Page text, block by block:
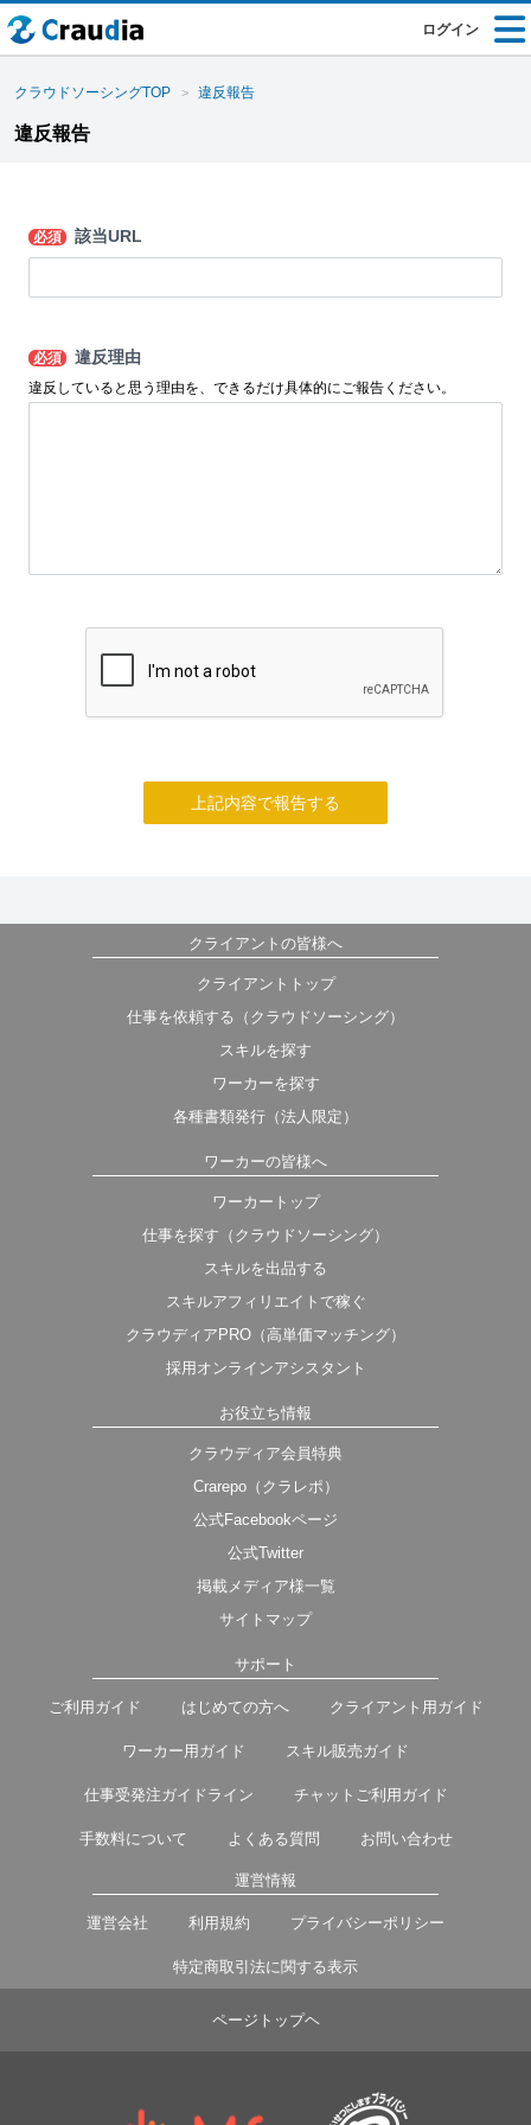
ログイン
クラウドソーシングTOP 違反報告
違反報告
必須 該当URL
必須 違反理由
違反していると思う理由を、できるだけ具体的にご報告ください。
上記内容で報告する
クライアントの皆様へ
クライアントトップ
仕事を依頼する（クラウドソーシング）
スキルを探す
ワーカーを探す
各種書類発行（法人限定）
ワーカーの皆様へ
ワーカートップ
仕事を探す（クラウドソーシング）
スキルを出品する
スキルアフィリエイトで稼ぐ
クラウディアPRO（高単価マッチング）
採用オンラインアシスタント
お役立ち情報
クラウディア会員特典
Crarepo（クラレポ）
公式Facebookページ
公式Twitter
掲載メディア様一覧
サイトマップ
サポート
ご利用ガイド はじめての方へ クライアント用ガイド
ワーカー用ガイド スキル販売ガイド
仕事受発注ガイドライン チャットご利用ガイド
手数料について よくある質問 お問い合わせ
運営情報
運営会社 利用規約 プライバシーポリシー
特定商取引法に関する表示
ページトップヘ